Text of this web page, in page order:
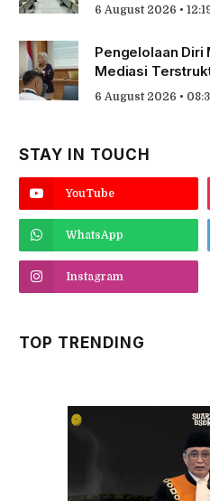
6 August 2026 •
Pengelolaan Diri
Mediasi
6 August 2026 •
STAY IN TOUCH
YouTube
WhatsApp
Instagram
TOP TRENDING